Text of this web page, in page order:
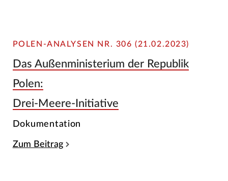
POLEN-ANALYSEN NR. 306 (21.02.2023)
Das Außenministerium der Republik
Polen:
Drei-Meere-Initiative
Dokumentation
Zum Beitrag